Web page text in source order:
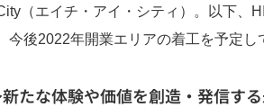
（エイチ・アイ・シティ）。以下、
今後2022年開業エリアの着工を予定し
たな体験や価値を創造・発信す